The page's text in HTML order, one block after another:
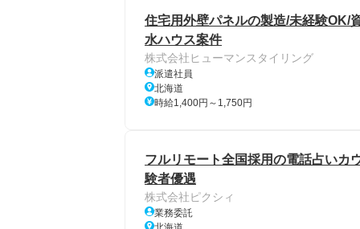
住宅用外壁パネルの製造/未経験OK/
水ハウス案件
株式会社ヒューマンスタイリング
派遣社員
北海道
時給1,400円～1,750円
フルリモート全国採用の電話占いカ
験者優遇
株式会社ピクシィ
業務委託